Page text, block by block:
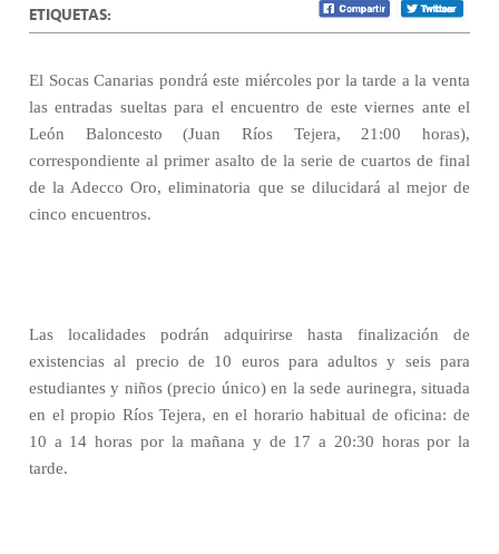
ETIQUETAS:
El Socas Canarias pondrá este miércoles por la tarde a la venta
las entradas sueltas para el encuentro de este viernes ante el
León Baloncesto (Juan Ríos Tejera, 21:00 horas),
correspondiente al primer asalto de la serie de cuartos de final
de la Adecco Oro, eliminatoria que se dilucidará al mejor de
cinco encuentros.
Las localidades podrán adquirirse hasta finalización de
existencias al precio de 10 euros para adultos y seis para
estudiantes y niños (precio único) en la sede aurinegra, situada
en el propio Ríos Tejera, en el horario habitual de oficina: de
10 a 14 horas por la mañana y de 17 a 20:30 horas por la
tarde.